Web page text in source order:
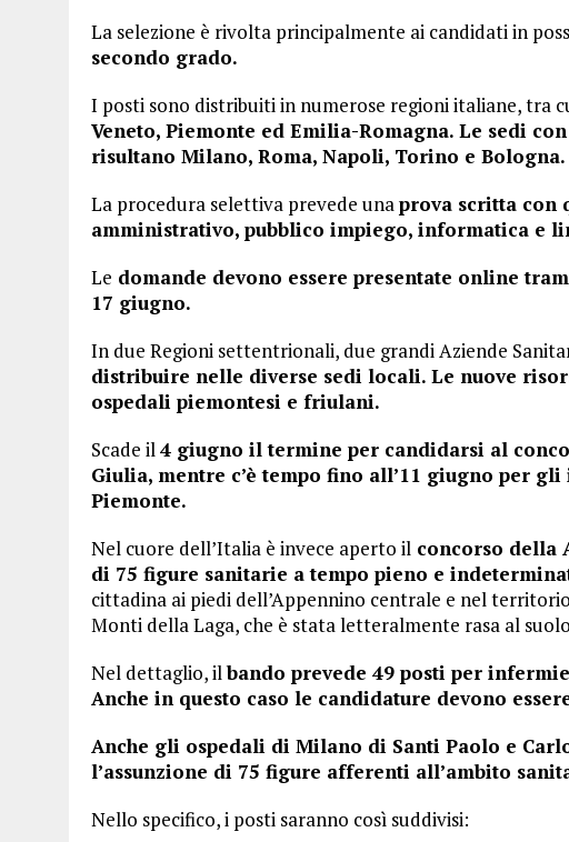
La selezione è rivolta principalmente ai candidati in
secondo grado.
I posti sono distribuiti in numerose regioni italiane, tra
Veneto, Piemonte ed Emilia-Romagna. Le sedi
risultano Milano, Roma, Napoli, Torino e Bologna.
La procedura selettiva prevede unaprova scritta con
amministrativo, pubblico impiego, informatica e
Le domande devono essere presentate online
17 giugno.
In due Regioni settentrionali, due grandi Aziende
distribuire nelle diverse sedi locali. Le nuove
ospedali piemontesi e friulani.
Scade il4 giugno il termine per candidarsi al
Giulia, mentre c’è tempo fino all’11 giugno per
Piemonte.
Nel cuore dell’Italia è invece aperto il concorso della
di 75 figure sanitarie a tempo pieno e
cittadina ai piedi dell’Appennino centrale e nel
Monti della Laga, che è stata letteralmente rasa al
Nel dettaglio, ilbando prevede 49 posti per
Anche in questo caso le candidature devono
Anche gli ospedali di Milano di Santi Paolo e
l’assunzione di 75 figure afferenti all’ambito
Nello specifico, i posti saranno così suddivisi: